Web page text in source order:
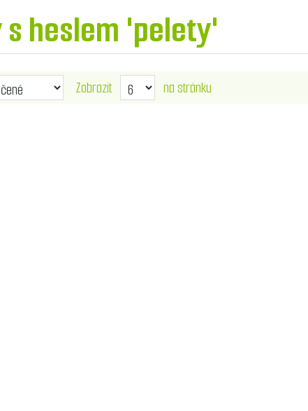
heslem 'pelety'
Zobrazit na stránku